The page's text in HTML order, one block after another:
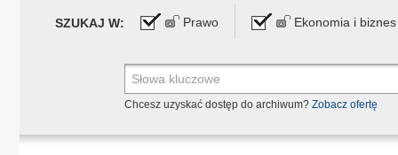
SZUKAJ W: Prawo Ekonomia i biznes
Chcesz uzyskać dostęp do archiwum? Zobacz ofertę